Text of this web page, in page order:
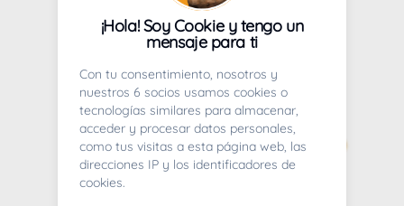
¡Hola! Soy Cookie y tengo un
mensaje para ti
Con tu consentimiento, nosotros y
nuestros 6 socios usamos cookies o
tecnologías similares para almacenar,
acceder y procesar datos personales,
como tus visitas a esta página web, las
direcciones IP y los identificadores de
cookies.